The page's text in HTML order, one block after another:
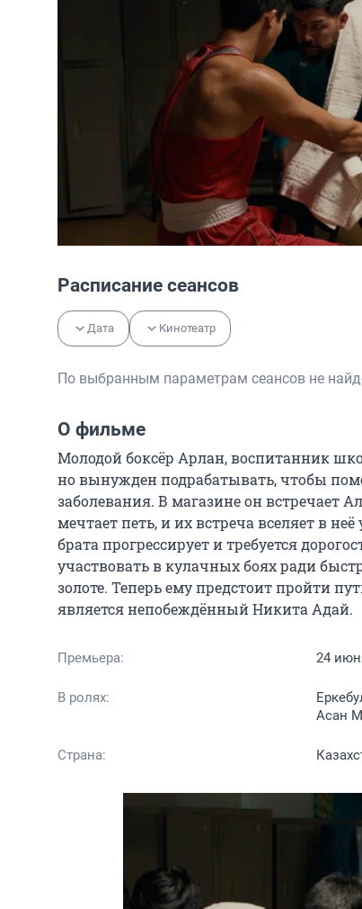
Расписание сеансов
Дата Кинотеатр
По выбранным параметрам сеансов не
О фильме
Молодой боксёр Арлан, воспитанник
но вынужден подрабатывать, чтобы
заболевания. В магазине он встречает
мечтает петь, и их встреча вселяет в
брата прогрессирует и требуется
участвовать в кулачных боях ради
золоте. Теперь ему предстоит пройти
является непобеждённый Никита Адай.
Премьера: 24
В ролях:
Асан
Страна: